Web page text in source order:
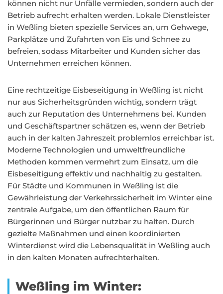
können nicht nur Unfälle vermieden, sondern auch der
Betrieb aufrecht erhalten werden. Lokale Dienstleister
in Weßling bieten spezielle Services an, um Gehwege,
Parkplätze und Zufahrten von Eis und Schnee zu
befreien, sodass Mitarbeiter und Kunden sicher das
Unternehmen erreichen können.
Eine rechtzeitige Eisbeseitigung in Weßling ist nicht
nur aus Sicherheitsgründen wichtig, sondern trägt
auch zur Reputation des Unternehmens bei. Kunden
und Geschäftspartner schätzen es, wenn der Betrieb
auch in der kalten Jahreszeit problemlos erreichbar ist.
Moderne Technologien und umweltfreundliche
Methoden kommen vermehrt zum Einsatz, um die
Eisbeseitigung effektiv und nachhaltig zu gestalten.
Für Städte und Kommunen in Weßling ist die
Gewährleistung der Verkehrssicherheit im Winter eine
zentrale Aufgabe, um den öffentlichen Raum für
Bürgerinnen und Bürger nutzbar zu halten. Durch
gezielte Maßnahmen und einen koordinierten
Winterdienst wird die Lebensqualität in Weßling auch
in den kalten Monaten aufrechterhalten.
Weßling im Winter: